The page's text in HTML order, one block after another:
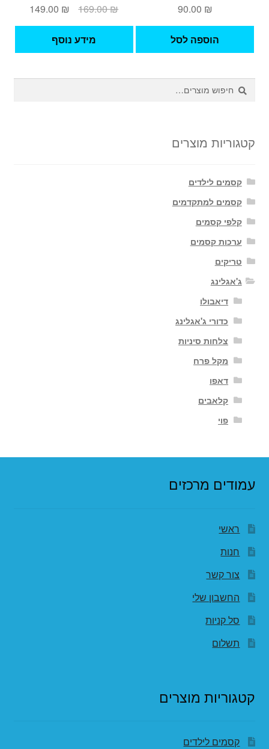
90.00 ₪
הוספה לסל
169.00₪
המחיר
המקורי
היה:
169.00 ₪.
149.00 ₪
המחיר
הנוכחי
149.00 ₪.
מידע נוסף
חיפוש
עבור:
חיפוש
קטגוריות מוצרים
קסמים לילדים
קסמים למתקדמים
קלפי קסמים
ערכות קסמים
טריקים
ג'אגלינג
דיאבולו
כדורי ג'אגלינג
צלחות סיניות
מקל פרח
דאפו
קלאבים
פוי
עמודים מרכזים
ראשי
חנות
צור קשר
החשבון שלי
סל קניות
תשלום
קטגוריות מוצרים
קסמים לילדים